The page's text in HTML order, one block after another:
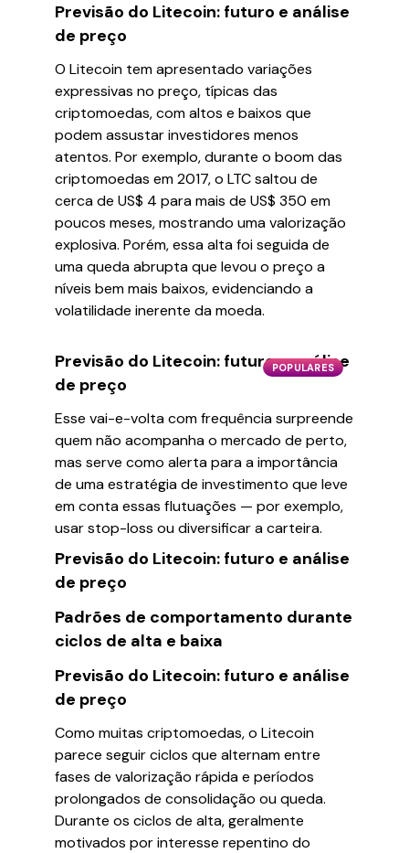
Previsão do Litecoin: futuro e análise
de preço
O Litecoin tem apresentado variações
expressivas no preço, típicas das
criptomoedas, com altos e baixos que
podem assustar investidores menos
atentos. Por exemplo, durante o boom das
criptomoedas em 2017, o LTC saltou de
cerca de US$ 4 para mais de US$ 350 em
poucos meses, mostrando uma valorização
explosiva. Porém, essa alta foi seguida de
uma queda abrupta que levou o preço a
níveis bem mais baixos, evidenciando a
volatilidade inerente da moeda.
POPULARES
Previsão do Litecoin: futuro e análise
de preço
Esse vai-e-volta com frequência surpreende
quem não acompanha o mercado de perto,
mas serve como alerta para a importância
de uma estratégia de investimento que leve
em conta essas flutuações — por exemplo,
usar stop-loss ou diversificar a carteira.
Previsão do Litecoin: futuro e análise
de preço
Padrões de comportamento durante
ciclos de alta e baixa
Previsão do Litecoin: futuro e análise
de preço
Como muitas criptomoedas, o Litecoin
parece seguir ciclos que alternam entre
fases de valorização rápida e períodos
prolongados de consolidação ou queda.
Durante os ciclos de alta, geralmente
motivados por interesse repentino do